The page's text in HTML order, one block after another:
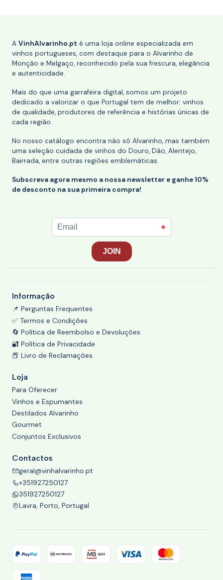
A VinhAlvarinho.pt é uma loja online especializada em
vinhos portugueses, com destaque para o Alvarinho de
Monção e Melgaço, reconhecido pela sua frescura, elegância
e autenticidade.
Mais do que uma garrafeira digital, somos um projeto
dedicado a valorizar o que Portugal tem de melhor: vinhos
de qualidade, produtores de referência e histórias únicas de
cada região.
No nosso catálogo encontra não só Alvarinho, mas também
uma seleção cuidada de vinhos do Douro, Dão, Alentejo,
Bairrada, entre outras regiões emblemáticas.
Subscreva agora mesmo a nossa newsletter e ganhe 10%
de desconto na sua primeira compra!
Informação
📌 Perguntas Frequentes
✅ Termos e Condições
🔄 Política de Reembolso e Devoluções
🔐 Política de Privacidade
📕 Livro de Reclamações
Loja
Para Oferecer
Vinhos e Espumantes
Destilados Alvarinho
Gourmet
Conjuntos Exclusivos
Contactos
geral@vinhalvarinho.pt
+351927250127
351927250127
Lavra, Porto, Portugal